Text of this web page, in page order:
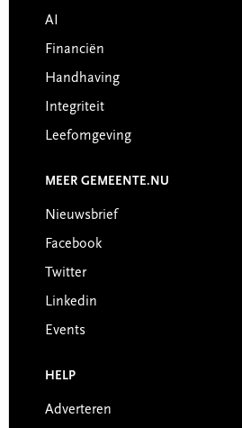
AI
Financiën
Handhaving
Integriteit
Leefomgeving
MEER GEMEENTE.NU
Nieuwsbrief
Facebook
Twitter
Linkedin
Events
HELP
Adverteren